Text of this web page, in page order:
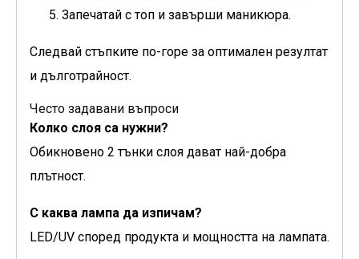
Запечатай с топ и завърши маникюра.
Следвай стъпките по-горе за оптимален резултат
и дълготрайност.
Често задавани въпроси
Колко слоя са нужни?
Обикновено 2 тънки слоя дават най-добра
плътност.
С каква лампа да изпичам?
LED/UV според продукта и мощността на лампата.